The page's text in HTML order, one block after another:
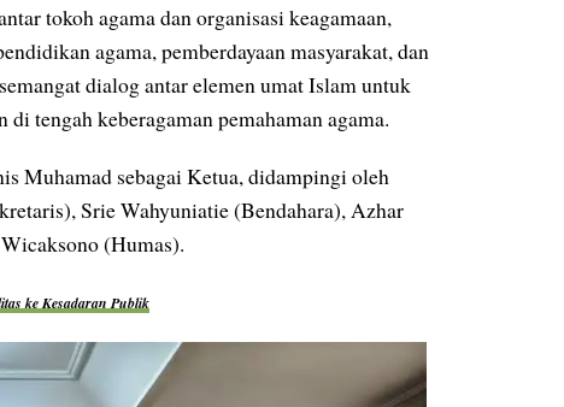
tokoh agama dan organisasi keagamaan,
agama, pemberdayaan masyarakat, dan
dialog antar elemen umat Islam untuk
tengah keberagaman pemahaman agama.
Muhamad sebagai Ketua, didampingi oleh
Srie Wahyuniatie (Bendahara), Azhar
(Humas).
ke Kesadaran Publik